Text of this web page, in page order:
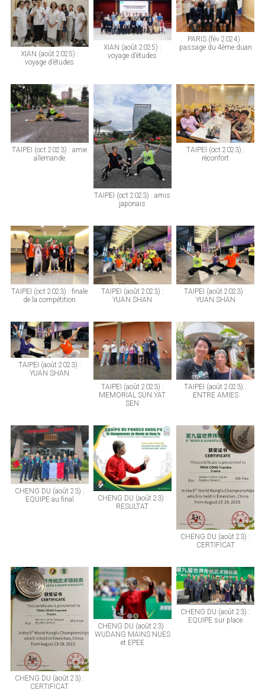
XIAN (août 2025) :
voyage d’études
XIAN (août 2025) :
voyage d’études
PARIS (fév 2024) :
passage du 4ème duan
TAIPEI (oct 2023) : amie
allemande
TAIPEI (oct 2023) : amis
japonais
TAIPEI (oct 2023) :
réconfort
TAIPEI (oct 2023) : finale
de la compétition
TAIPEI (août 2023) :
YUAN SHAN
TAIPEI (août 2023) :
YUAN SHAN
TAIPEI (août 2023) :
YUAN SHAN
TAIPEI (août 2023) :
MEMORIAL SUN YAT
SEN
TAIPEI (août 2023) :
ENTRE AMIES
CHENG DU (août 23) :
EQUIPE au final
CHENG DU (août 23) :
RESULTAT
CHENG DU (août 23) :
CERTIFICAT
CHENG DU (août 23) :
CERTIFICAT
CHENG DU (août 23) :
WUDANG MAINS NUES
et EPEE
CHENG DU (août 23) :
EQUIPE sur place